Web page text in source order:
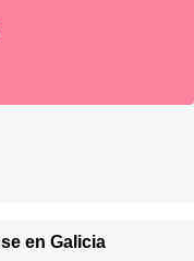
en Galicia